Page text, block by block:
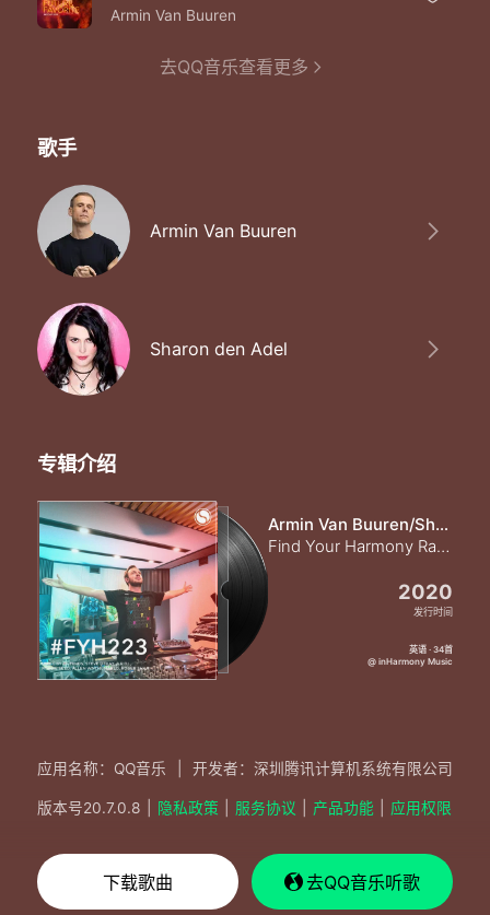
Armin Van Buuren
去QQ音乐查看更多
歌手
Armin Van Buuren
Sharon den Adel
专辑介绍
Armin Van Buuren/Sharon den Adel
Find Your Harmony Radioshow #223
2020
发行时间
英语 · 34首
@ inHarmony Music
应用名称：QQ音乐 开发者：深圳腾讯计算机系统有限公司
版本号20.7.0.8 隐私政策 服务协议 产品功能 应用权限
下载歌曲 去QQ音乐听歌